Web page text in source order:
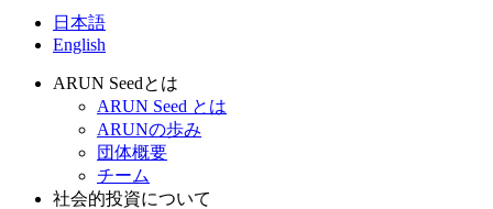
日本語
English
ARUN Seedとは
ARUN Seed とは
ARUNの歩み
団体概要
チーム
社会的投資について